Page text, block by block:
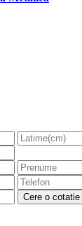
Cere o cotatie